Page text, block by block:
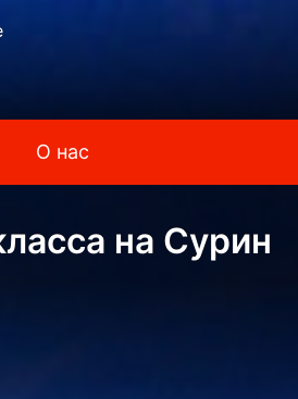
О нас
на Сурин